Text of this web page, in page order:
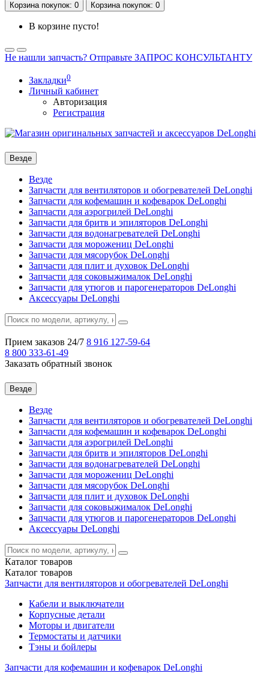
Корзинапокупок: 0 Корзинапокупок: 0
В корзине пусто!
Не нашли запчасть? Отправьте ЗАПРОС КОНСУЛЬТАНТУ
Закладки0
Личный кабинет
Авторизация
Регистрация
Везде
Везде
Запчасти для вентиляторов и обогревателей DeLonghi
Запчасти для кофемашин и кофеварок DeLonghi
Запчасти для аэрогрилей DeLonghi
Запчасти для бритв и эпиляторов DeLonghi
Запчасти для водонагревателей DeLonghi
Запчасти для морожениц DeLonghi
Запчасти для мясорубок DeLonghi
Запчасти для плит и духовок DeLonghi
Запчасти для соковыжималок DeLonghi
Запчасти для утюгов и парогенераторов DeLonghi
Аксессуары DeLonghi
Прием заказов 24/7 8 916 127-59-64
8 800 333-61-49
Заказать обратный звонок
Везде
Везде
Запчасти для вентиляторов и обогревателей DeLonghi
Запчасти для кофемашин и кофеварок DeLonghi
Запчасти для аэрогрилей DeLonghi
Запчасти для бритв и эпиляторов DeLonghi
Запчасти для водонагревателей DeLonghi
Запчасти для морожениц DeLonghi
Запчасти для мясорубок DeLonghi
Запчасти для плит и духовок DeLonghi
Запчасти для соковыжималок DeLonghi
Запчасти для утюгов и парогенераторов DeLonghi
Аксессуары DeLonghi
Каталог товаров
Каталог товаров
Запчасти для вентиляторов и обогревателей DeLonghi
Кабели и выключатели
Корпусные детали
Моторы и двигатели
Термостаты и датчики
Тэны и бойлеры
Запчасти для кофемашин и кофеварок DeLonghi